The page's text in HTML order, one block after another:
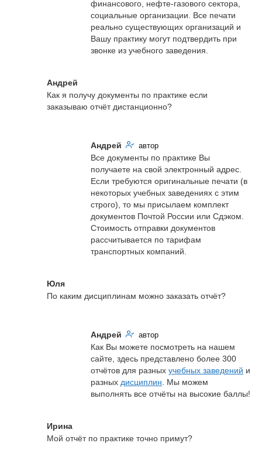
финансового, нефте-газового сектора,
социальные организации. Все печати
реально существующих организаций и
Вашу практику могут подтвердить при
звонке из учебного заведения.
Андрей
Как я получу документы по практике если
заказываю отчёт дистанционно?
Андрей автор
Все документы по практике Вы
получаете на свой электронный адрес.
Если требуются оригинальные печати (в
некоторых учебных заведениях с этим
строго), то мы присылаем комплект
документов Почтой России или Сдэком.
Стоимость отправки документов
рассчитывается по тарифам
транспортных компаний.
Юля
По каким дисциплинам можно заказать отчёт?
Андрей автор
Как Вы можете посмотреть на нашем
сайте, здесь представлено более 300
отчётов для разных учебных заведений и
разных дисциплин . Мы можем
выполнять все отчёты на высокие баллы!
Ирина
Мой отчёт по практике точно примут?